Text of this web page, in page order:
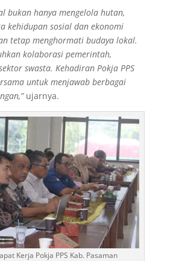
bukan hanya mengelola hutan,
kehidupan sosial dan ekonomi
tetap menghormati budaya lokal.
kolaborasi pemerintah,
swasta. Kehadiran Pokja PPS
untuk menjawab berbagai
ujarnya.
Kerja Pokja PPS Kab. Pasaman